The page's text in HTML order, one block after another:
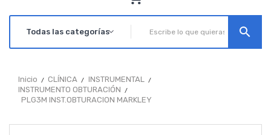
search
Inicio CLÍNICA
INSTRUMENTAL
INSTRUMENTO OBTURACIÓN
PLG3M INST.OBTURACION MARKLEY